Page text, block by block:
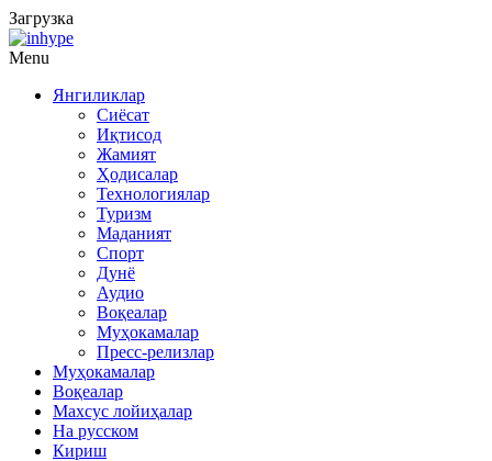
Загрузка
Menu
Янгиликлар
Сиёсат
Иқтисод
Жамият
Ҳодисалар
Технологиялар
Туризм
Маданият
Спорт
Дунё
Аудио
Воқеалар
Муҳокамалар
Пресс-релизлар
Муҳокамалар
Воқеалар
Махсус лойиҳалар
На русском
Кириш